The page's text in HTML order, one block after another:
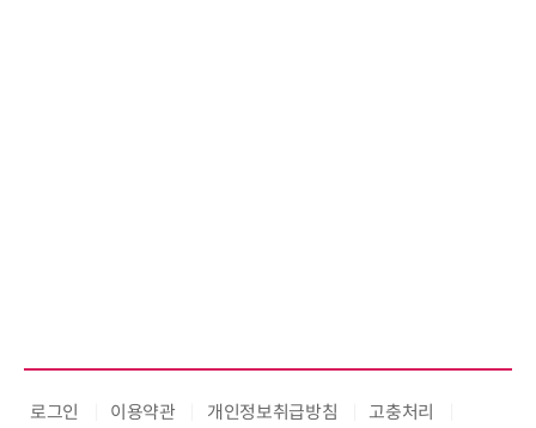
로그인 이용약관 개인정보취급방침 고충처리